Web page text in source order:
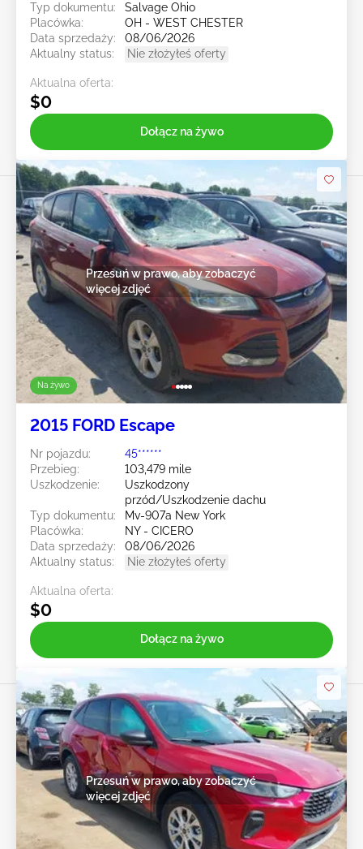
Typ dokumentu:
Salvage Ohio
Placówka:
OH - WEST CHESTER
Data sprzedaży:
08/06/2026
Aktualny status:
Nie złożyłeś oferty
Aktualna oferta:
$0
Dołącz na żywo
Na żywo
Przesuń w prawo, aby zobaczyć
więcej zdjęć
2015 FORD Escape
Nr pojazdu:
45******
Przebieg:
103,479 mile
Uszkodzenie:
Uszkodzony
przód/Uszkodzenie dachu
Typ dokumentu:
Mv-907a New York
Placówka:
NY - CICERO
Data sprzedaży:
08/06/2026
Aktualny status:
Nie złożyłeś oferty
Aktualna oferta:
$0
Dołącz na żywo
Przesuń w prawo, aby zobaczyć
więcej zdjęć